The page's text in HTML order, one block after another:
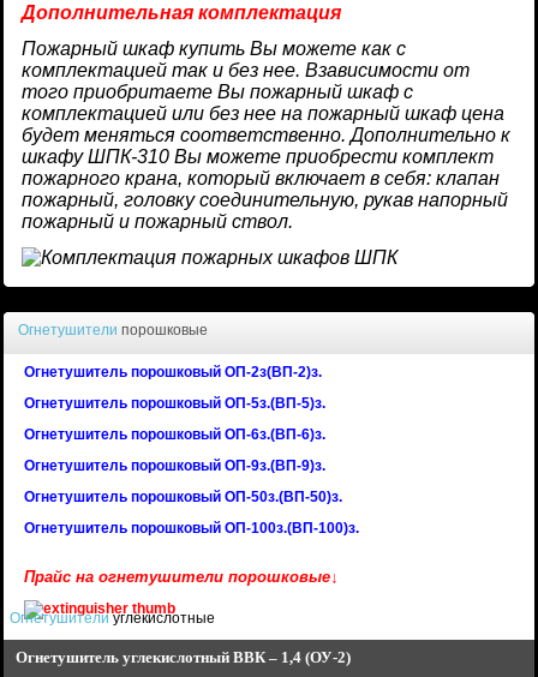
Дополнительная комплектация
Пожарный шкаф купить Вы можете как с
комплектацией так и без нее. Взависимости от
того приобритаете Вы пожарный шкаф с
комплектацией или без нее на пожарный шкаф цена
будет меняться соответственно. Дополнительно к
шкафу ШПК-310 Вы можете приобрести комплект
пожарного крана, который включает в себя: клапан
пожарный, головку соединительную, рукав напорный
пожарный и пожарный ствол.
Огнетушители порошковые
Огнетушитель порошковый ОП-2з(ВП-2)з.
Огнетушитель порошковый ОП-5з.(ВП-5)з.
Огнетушитель порошковый ОП-6з.(ВП-6)з.
Огнетушитель порошковый ОП-9з.(ВП-9)з.
Огнетушитель порошковый ОП-50з.(ВП-50)з.
Огнетушитель порошковый ОП-100з.(ВП-100)з.
Прайс на огнетушители порошковые↓
Огнетушителиуглекислотные
Огнетушитель углекислотный ВВК – 1,4 (ОУ-2)